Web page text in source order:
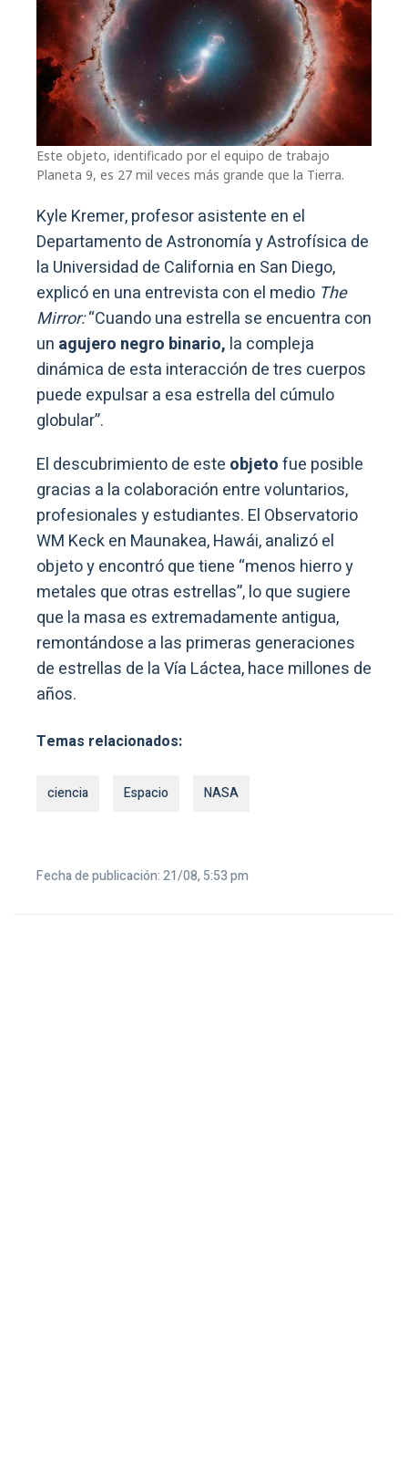
Este objeto, identificado por el equipo de trabajo
Planeta 9, es 27 mil veces más grande que la Tierra.
Kyle Kremer, profesor asistente en el
Departamento de Astronomía y Astrofísica de
la Universidad de California en San Diego,
explicó en una entrevista con el medio The
Mirror:“Cuando una estrella se encuentra con
un agujero negro binario, la compleja
dinámica de esta interacción de tres cuerpos
puede expulsar a esa estrella del cúmulo
globular”.
El descubrimiento de este objetofue posible
gracias a la colaboración entre voluntarios,
profesionales y estudiantes. El Observatorio
WM Keck en Maunakea, Hawái, analizó el
objeto y encontró que tiene “menos hierro y
metales que otras estrellas”, lo que sugiere
que la masa es extremadamente antigua,
remontándose a las primeras generaciones
de estrellas de la Vía Láctea, hace millones de
años.
Temas relacionados:
ciencia Espacio NASA
Fecha de publicación: 21/08, 5:53 pm